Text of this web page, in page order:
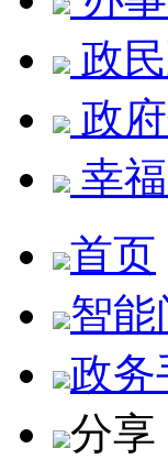
政
政
幸
首页
智能
政务
分享